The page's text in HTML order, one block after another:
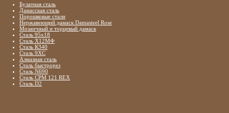
Булатная сталь
Дамасская сталь
Порошковые стали
Нержавеющий дамаск Damasteel Rose
Мозаичный и торцевый дамаск
Сталь 95х18
Сталь Х12МФ
Сталь К340
Сталь 9ХС
Алмазная сталь
Сталь быстрорез
Сталь N690
Сталь CPM 121 REX
Сталь D2